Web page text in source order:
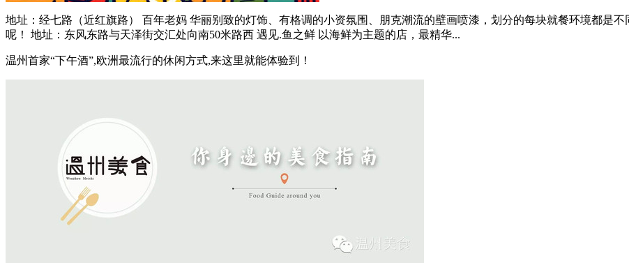
地址：经七路（近红旗路） 百年老妈 华丽别致的灯饰、有格调的小资氛围、朋克潮流的壁画喷漆，划分的每块就餐环境都是
呢！ 地址：东风东路与天泽街交汇处向南50米路西 遇见.鱼之鲜 以海鲜为主题的店，最精华...
温州首家“下午酒”,欧洲最流行的休闲方式,来这里就能体验到！